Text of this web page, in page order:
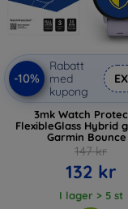
-10%
Rabatt
med
kupong
3mk Watch
FlexibleGlass Hybrid
Garmin Bounce
147 kr
132 kr
I lager > 5 st